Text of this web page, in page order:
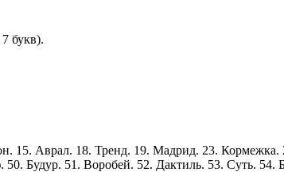
букв).
15. Аврал. 18. Тренд. 19. Мадрид. 23.
Будур. 51. Воробей. 52. Дактиль. 53. Суть.